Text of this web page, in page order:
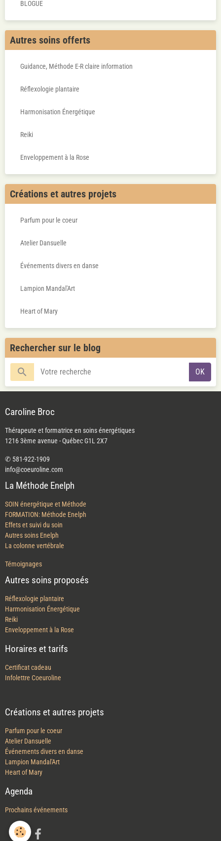
Autres soins offerts
Guidance, Méthode E-R claire information
Réflexologie plantaire
Harmonisation Énergétique
Reiki
Créations et autres projets
Parfum pour le coeur
Atelier Dansuelle
Événements divers en danse
Lampion Mandal'Art
Rechercher sur le blog
OK
Caroline Broc
1216 3ème avenue - Québec G1L 2X7
✆ 581-922-1909
info@coeuroline.com
La Méthode Enelph
SOIN énergétique et Méthode
FORMATION: Méthode Enelph
Effets et suivi du soin
La colonne vertébrale
Témoignages
Autres soins proposés
Réflexologie plantaire
Harmonisation Énergétique
Enveloppement à la Rose
Horaires et tarifs
Créations et autres projets
Parfum pour le coeur
Atelier Dansuelle
Événements divers en danse
Heart of Mary
Agenda
Prochains événements